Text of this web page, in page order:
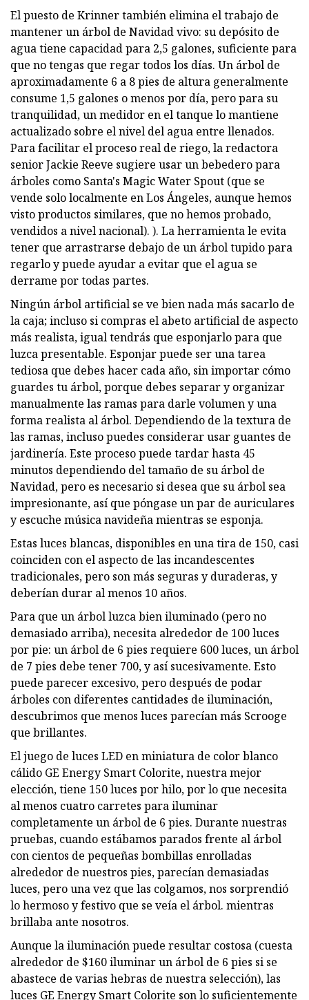
El puesto de Krinner también elimina el trabajo de
mantener un árbol de Navidad vivo: su depósito de
agua tiene capacidad para 2,5 galones, suficiente para
que no tengas que regar todos los días. Un árbol de
aproximadamente 6 a 8 pies de altura generalmente
consume 1,5 galones o menos por día, pero para su
tranquilidad, un medidor en el tanque lo mantiene
actualizado sobre el nivel del agua entre llenados.
Para facilitar el proceso real de riego, la redactora
senior Jackie Reeve sugiere usar un bebedero para
árboles como Santa's Magic Water Spout (que se
vende solo localmente en Los Ángeles, aunque hemos
visto productos similares, que no hemos probado,
vendidos a nivel nacional). ). La herramienta le evita
tener que arrastrarse debajo de un árbol tupido para
regarlo y puede ayudar a evitar que el agua se
derrame por todas partes.
Ningún árbol artificial se ve bien nada más sacarlo de
la caja; incluso si compras el abeto artificial de aspecto
más realista, igual tendrás que esponjarlo para que
luzca presentable. Esponjar puede ser una tarea
tediosa que debes hacer cada año, sin importar cómo
guardes tu árbol, porque debes separar y organizar
manualmente las ramas para darle volumen y una
forma realista al árbol. Dependiendo de la textura de
las ramas, incluso puedes considerar usar guantes de
jardinería. Este proceso puede tardar hasta 45
minutos dependiendo del tamaño de su árbol de
Navidad, pero es necesario si desea que su árbol sea
impresionante, así que póngase un par de auriculares
y escuche música navideña mientras se esponja.
Estas luces blancas, disponibles en una tira de 150, casi
coinciden con el aspecto de las incandescentes
tradicionales, pero son más seguras y duraderas, y
deberían durar al menos 10 años.
Para que un árbol luzca bien iluminado (pero no
demasiado arriba), necesita alrededor de 100 luces
por pie: un árbol de 6 pies requiere 600 luces, un árbol
de 7 pies debe tener 700, y así sucesivamente. Esto
puede parecer excesivo, pero después de podar
árboles con diferentes cantidades de iluminación,
descubrimos que menos luces parecían más Scrooge
que brillantes.
El juego de luces LED en miniatura de color blanco
cálido GE Energy Smart Colorite, nuestra mejor
elección, tiene 150 luces por hilo, por lo que necesita
al menos cuatro carretes para iluminar
completamente un árbol de 6 pies. Durante nuestras
pruebas, cuando estábamos parados frente al árbol
con cientos de pequeñas bombillas enrolladas
alrededor de nuestros pies, parecían demasiadas
luces, pero una vez que las colgamos, nos sorprendió
lo hermoso y festivo que se veía el árbol. mientras
brillaba ante nosotros.
Aunque la iluminación puede resultar costosa (cuesta
alrededor de $160 iluminar un árbol de 6 pies si se
abastece de varias hebras de nuestra selección), las
luces GE Energy Smart Colorite son lo suficientemente